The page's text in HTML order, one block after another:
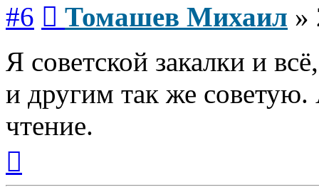
#6 Томашев Михаил »
Я советской закалки и
и другим так же
чтение.
началу